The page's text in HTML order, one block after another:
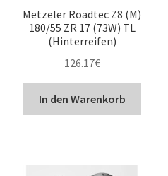
Metzeler Roadtec Z8 (M)
180/55 ZR 17 (73W) TL
(Hinterreifen)
126.17€
In den Warenkorb